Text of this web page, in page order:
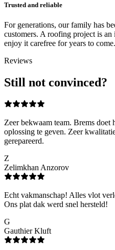
Trusted and reliable
For generations, our family has
customers. A roofing project is
enjoy it carefree for years to come.
Reviews
Still not convinced?
Zeer bekwaam team. Brems doet
oplossing te geven. Zeer
gerepareerd.
Z
Zelimkhan Anzorov
Echt vakmanschap! Alles vlot
Ons plat dak werd snel hersteld!
G
Gauthier Kluft